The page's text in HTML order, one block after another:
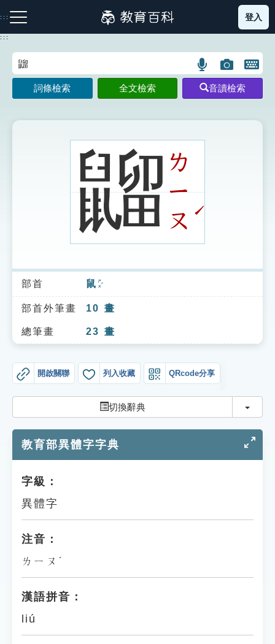
到
主
:::
注音索引圖示 筆畫索引圖示 部首索引表圖示
索引選單
知識索引
單字索引
貓頭鷹博士
登入
:::
語
言
搜
示
圖
片
搜
開
鍵
圖
詞條檢索 全文檢索 音讀檢索
䶉ㄌ
ㄧ
ㄡ
ˊ
部首 鼠 ㄕㄨˇ
部首外筆畫 10 畫
總筆畫 23 畫
開啟關聯 列入收藏 QRcode分享
切換辭典 切換
教育部異體字字典
字級：
異體字
注音：
ㄌㄧㄡˊ
漢語拼音：
liú